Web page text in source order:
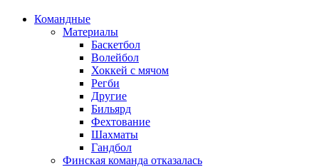
Командные
Материалы
Баскетбол
Волейбол
Хоккей с мячом
Регби
Другие
Бильярд
Фехтование
Шахматы
Гандбол
Финская команда отказалась